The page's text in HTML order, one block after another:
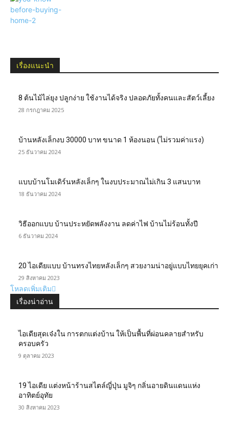
เรื่องแนะนำ
8 ต้นไม้ไล่ยุง ปลูกง่าย ใช้งานได้จริง ปลอดภัยทั้งคนและสัตว์เลี้ยง
28 กรกฎาคม 2025
บ้านหลังเล็กงบ 30000 บาท ขนาด 1 ห้องนอน (ไม่รวมค่าแรง)
25 ธันวาคม 2024
แบบบ้านโมเดิร์นหลังเล็กๆ ในงบประมาณไม่เกิน 3 แสนบาท
18 ธันวาคม 2024
วิธีออกแบบ บ้านประหยัดพลังงาน ลดค่าไฟ บ้านไม่ร้อนทั้งปี
6 ธันวาคม 2024
20 ไอเดียแบบ บ้านทรงไทยหลังเล็กๆ สวยงามน่าอยู่แบบไทยยุคเก่า
29 สิงหาคม 2023
โหลดเพิ่มเติม
เรื่องน่าอ่าน
ไอเดียสุดเจ๋งใน การตกแต่งบ้าน ให้เป็นพื้นที่ผ่อนคลายสำหรับ
ครอบครัว
9 ตุลาคม 2023
19 ไอเดีย แต่งหน้าร้านสไตล์ญี่ปุ่น มูจิๆ กลิ่นอายดินแดนแห่ง
อาทิตย์อุทัย
30 สิงหาคม 2023